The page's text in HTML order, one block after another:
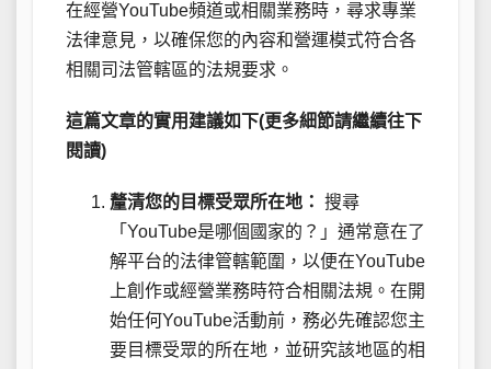
在經營YouTube頻道或相關業務時，尋求專業
法律意見，以確保您的內容和營運模式符合各
相關司法管轄區的法規要求。
這篇文章的實用建議如下(更多細節請繼續往下
閱讀)
釐清您的目標受眾所在地： 搜尋
「YouTube是哪個國家的？」通常意在了
解平台的法律管轄範圍，以便在YouTube
上創作或經營業務時符合相關法規。在開
始任何YouTube活動前，務必先確認您主
要目標受眾的所在地，並研究該地區的相